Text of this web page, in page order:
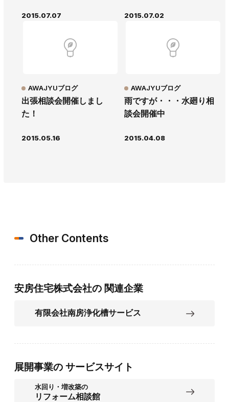
2015.07.07 2015.07.02
出張相談会開催しまし
た！
AWAJYUブログ
2015.05.16
雨ですが・・・水廻り相
談会開催中
AWAJYUブログ
2015.04.08
Other Contents
安房住宅株式会社の 関連企業
有限会社南房浄化槽サービス
展開事業の サービスサイト
水回り・増改築の
リフォーム相談館